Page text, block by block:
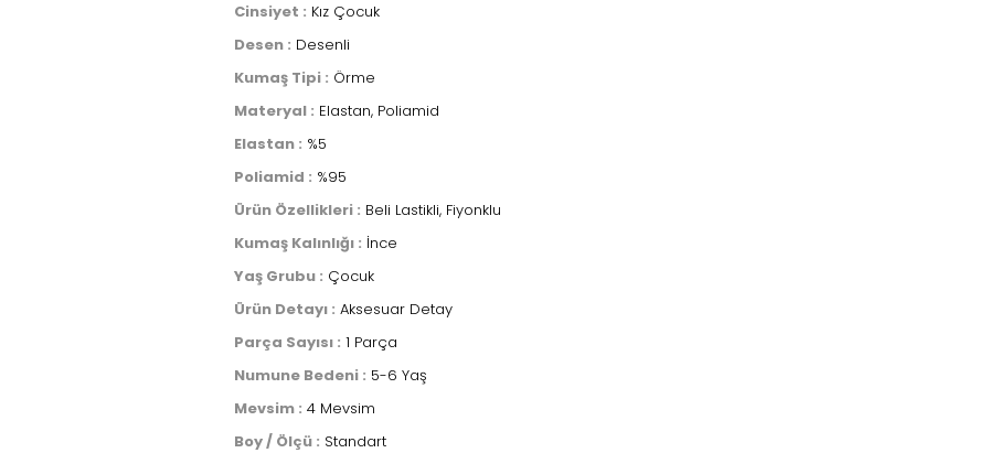
Cinsiyet : Kız Çocuk
Desen : Desenli
Kumaş Tipi : Örme
Materyal : Elastan, Poliamid
Elastan : %5
Poliamid : %95
Ürün Özellikleri : Beli Lastikli, Fiyonklu
Kumaş Kalınlığı : İnce
Yaş Grubu : Çocuk
Ürün Detayı : Aksesuar Detay
Parça Sayısı : 1 Parça
Numune Bedeni : 5-6 Yaş
Mevsim : 4 Mevsim
Boy / Ölçü : Standart